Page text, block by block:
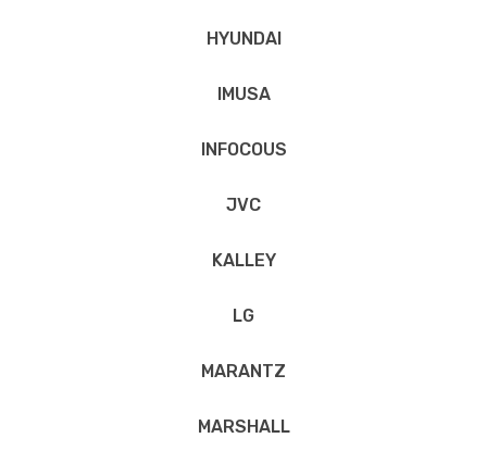
HYUNDAI
IMUSA
INFOCOUS
JVC
KALLEY
LG
MARANTZ
MARSHALL